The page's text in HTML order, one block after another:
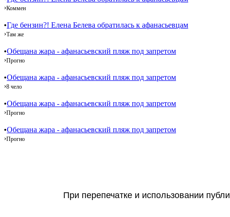
›Коммен
•Где бензин?! Елена Белева обратилась к афанасьевцам
›Там же
•Обещана жара - афанасьевский пляж под запретом
›Прогно
•Обещана жара - афанасьевский пляж под запретом
›8 чело
•Обещана жара - афанасьевский пляж под запретом
›Прогно
•Обещана жара - афанасьевский пляж под запретом
›Прогно
При перепечатке и использовании